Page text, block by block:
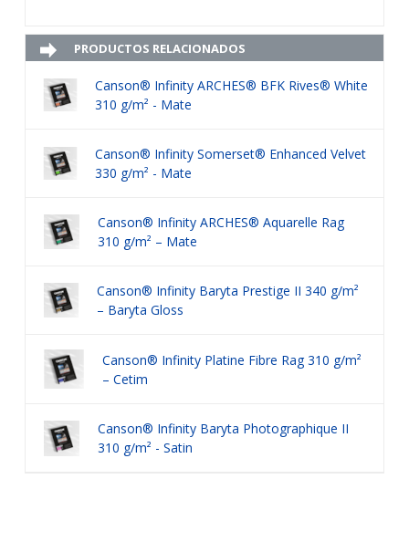
PRODUCTOS RELACIONADOS
Canson® Infinity ARCHES® BFK Rives® White
310 g/m² - Mate
Canson® Infinity Somerset® Enhanced Velvet
330 g/m² - Mate
Canson® Infinity ARCHES® Aquarelle Rag
310 g/m² – Mate
Canson® Infinity Baryta Prestige II 340 g/m²
– Baryta Gloss
Canson® Infinity Platine Fibre Rag 310 g/m²
– Cetim
Canson® Infinity Baryta Photographique II
310 g/m² - Satin